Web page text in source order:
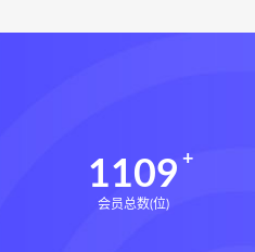
1109
会员总数(位)